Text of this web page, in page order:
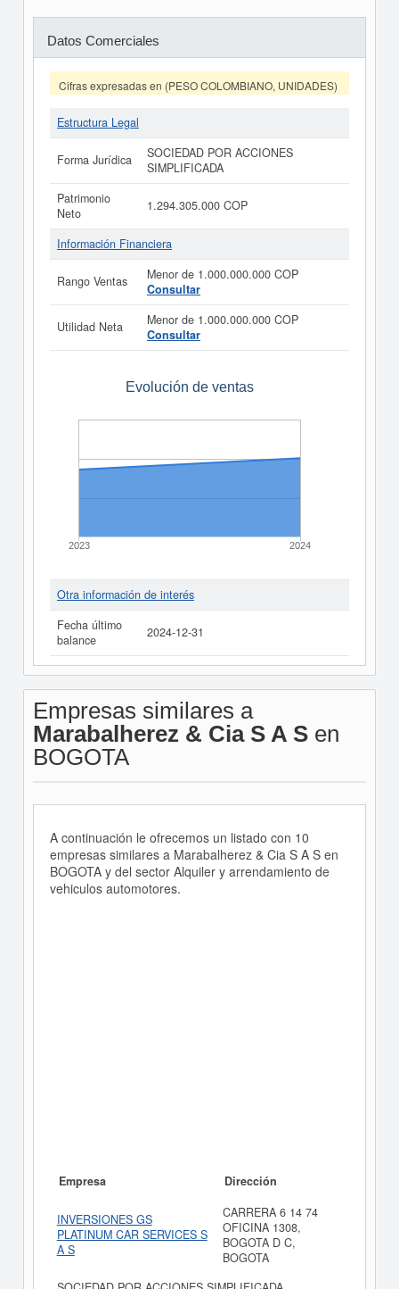
Datos Comerciales
Cifras expresadas en (PESO COLOMBIANO, UNIDADES)
Estructura Legal
Forma Jurídica
SOCIEDAD POR ACCIONES
SIMPLIFICADA
Patrimonio
Neto
1.294.305.000 COP
Información Financiera
Rango Ventas
Menor de 1.000.000.000 COP
Consultar
Utilidad Neta
Menor de 1.000.000.000 COP
Consultar
Evolución de ventas
2023 2024
Otra información de interés
Fecha último
balance
2024-12-31
Empresas similares a
Marabalherez & Cia S A Sen
BOGOTA
A continuación le ofrecemos un listado con 10
empresas similares a Marabalherez & Cia S A S en
BOGOTA y del sector Alquiler y arrendamiento de
vehiculos automotores.
Empresa Dirección
INVERSIONES GS
PLATINUM CAR SERVICES S
A S
CARRERA 6 14 74
OFICINA 1308,
BOGOTA D C,
BOGOTA